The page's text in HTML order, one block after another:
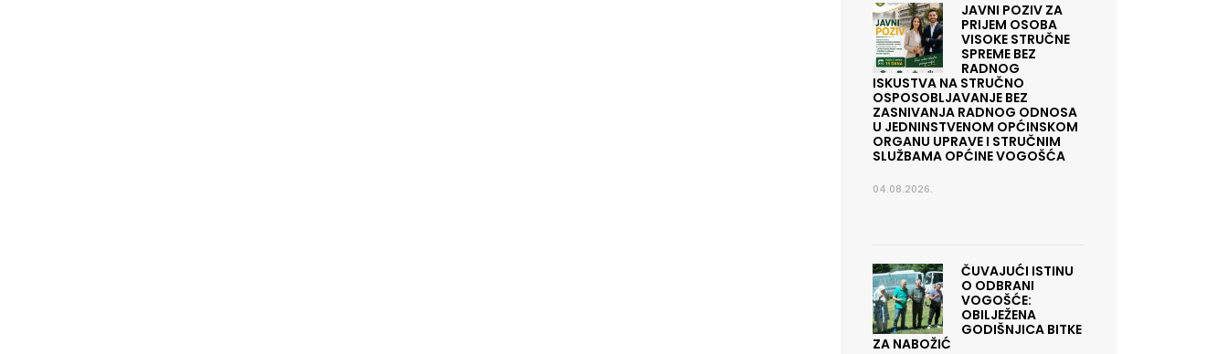
JAVNI POZIV ZA
PRIJEM OSOBA
VISOKE STRUČNE
SPREME BEZ
RADNOG
ISKUSTVA NA STRUČNO
OSPOSOBLJAVANJE BEZ
ZASNIVANJA RADNOG ODNOSA
U JEDNINSTVENOM OPĆINSKOM
ORGANU UPRAVE I STRUČNIM
SLUŽBAMA OPĆINE VOGOŠĆA
04.08.2026.
ČUVAJUĆI ISTINU
O ODBRANI
VOGOŠĆE:
OBILJEŽENA
GODIŠNJICA BITKE
ZA NABOŽIĆ